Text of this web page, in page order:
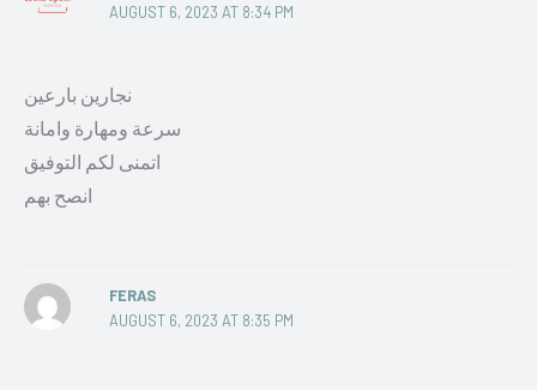
AUGUST 6, 2023 AT 8:34 PM
نجارين بارعين
سرعة ومهارة وامانة
اتمنى لكم التوفيق
انصح بهم
FERAS
AUGUST 6, 2023 AT 8:35 PM